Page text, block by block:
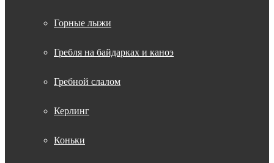
Горные лыжи
Гребля на байдарках и каноэ
Гребной слалом
Керлинг
Коньки